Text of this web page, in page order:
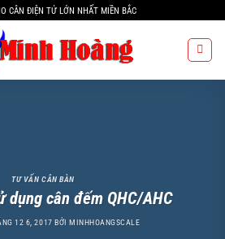
CÂN ĐIỆN TỬ LỚN NHẤT MIỀN BẮC
TƯ VẤN CÂN BÀN
dụng cân đếm QHC/AHC
12 6, 2017 BỞIMINHHOANGSCALE